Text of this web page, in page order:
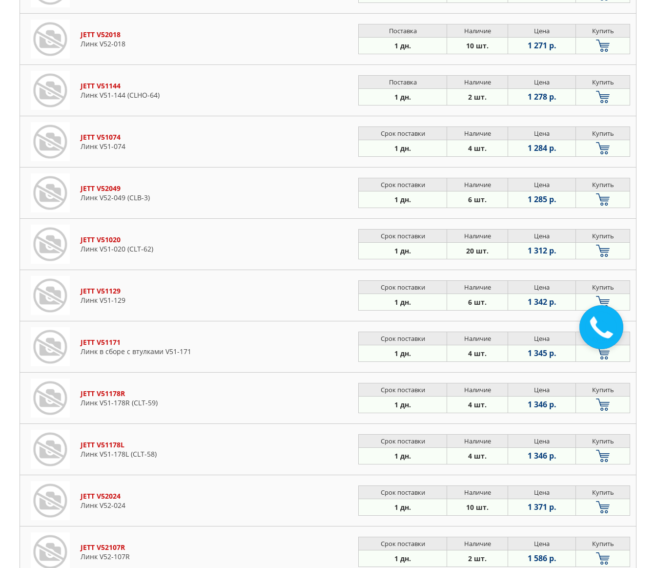
JETT V52018
Линк V52-018
Поставка Наличие Цена Купить
1 дн. 10 шт. 1 271 р.
JETT V51144
Линк V51-144 (CLHO-64)
Поставка Наличие Цена Купить
1 дн. 2 шт. 1 278 р.
JETT V51074
Линк V51-074
Срок поставки Наличие Цена Купить
1 дн. 4 шт. 1 284 р.
JETT V52049
Линк V52-049 (CLB-3)
Срок поставки Наличие Цена Купить
1 дн. 6 шт. 1 285 р.
JETT V51020
Линк V51-020 (CLT-62)
Срок поставки Наличие Цена Купить
1 дн. 20 шт. 1 312 р.
JETT V51129
Линк V51-129
Срок поставки Наличие Цена Купить
1 дн. 6 шт. 1 342 р.
JETT V51171
Линк в сборе с втулками V51-171
Срок поставки Наличие Цена Купить
1 дн. 4 шт. 1 345 р.
JETT V51178R
Линк V51-178R (CLT-59)
Срок поставки Наличие Цена Купить
1 дн. 4 шт. 1 346 р.
JETT V51178L
Линк V51-178L (CLT-58)
Срок поставки Наличие Цена Купить
1 дн. 4 шт. 1 346 р.
JETT V52024
Линк V52-024
Срок поставки Наличие Цена Купить
1 дн. 10 шт. 1 371 р.
JETT V52107R
Линк V52-107R
Срок поставки Наличие Цена Купить
1 дн. 2 шт. 1 586 р.